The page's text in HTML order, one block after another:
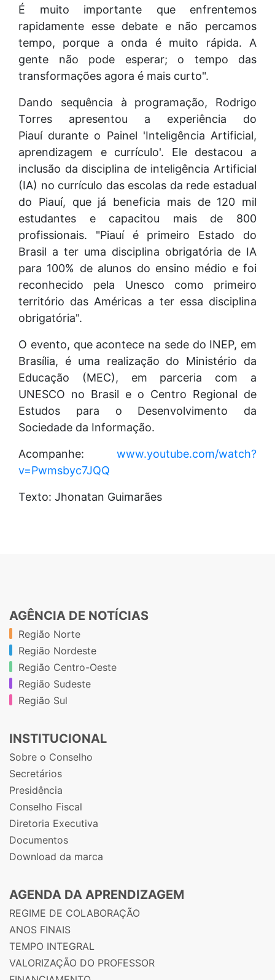
É muito importante que enfrentemos
rapidamente esse debate e não percamos
tempo, porque a onda é muito rápida. A
gente não pode esperar; o tempo das
transformações agora é mais curto".
Dando sequência à programação, Rodrigo
Torres apresentou a experiência do
Piauí durante o Painel 'Inteligência Artificial,
aprendizagem e currículo'. Ele destacou a
inclusão da disciplina de inteligência Artificial
(IA) no currículo das escolas da rede estadual
do Piauí, que já beneficia mais de 120 mil
estudantes e capacitou mais de 800
profissionais. "Piauí é primeiro Estado do
Brasil a ter uma disciplina obrigatória de IA
para 100% de alunos do ensino médio e foi
reconhecido pela Unesco como primeiro
território das Américas a ter essa disciplina
obrigatória".
O evento, que acontece na sede do INEP, em
Brasília, é uma realização do Ministério da
Educação (MEC), em parceria com a
UNESCO no Brasil e o Centro Regional de
Estudos para o Desenvolvimento da
Sociedade da Informação.
Acompanhe: www.youtube.com/watch?
v=Pwmsbyc7JQQ
Texto: Jhonatan Guimarães
AGÊNCIA DE NOTÍCIAS
Região Norte
Região Nordeste
Região Centro-Oeste
Região Sudeste
Região Sul
INSTITUCIONAL
Sobre o Conselho
Secretários
Presidência
Conselho Fiscal
Diretoria Executiva
Documentos
Download da marca
AGENDA DA APRENDIZAGEM
REGIME DE COLABORAÇÃO
ANOS FINAIS
TEMPO INTEGRAL
VALORIZAÇÃO DO PROFESSOR